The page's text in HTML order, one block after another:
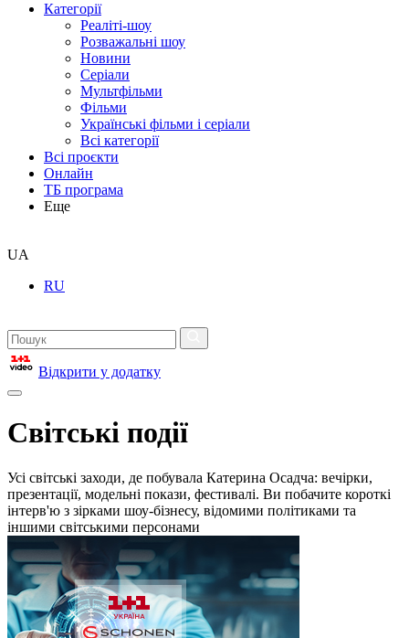
Категорії
Реаліті-шоу
Розважальні шоу
Новини
Серіали
Мультфільми
Фільми
Українські фільми і серіали
Всі категорії
Всі проєкти
Онлайн
ТБ програма
Еще
UA
RU
Відкрити у додатку
Світські події
Усі світські заходи, де побувала Катерина Осадча: вечірки,
презентації, модельні покази, фестивалі. Ви побачите короткі
інтерв'ю з зірками шоу-бізнесу, відомими політиками та
іншими світськими персонами